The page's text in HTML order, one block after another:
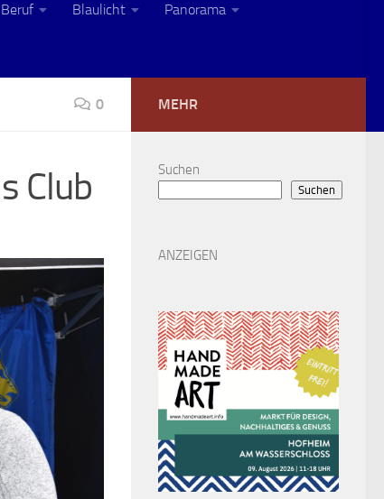
Blaulicht Panorama
0
Club
MEHR
Suchen
Suchen
ANZEIGEN